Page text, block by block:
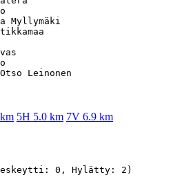
Myllymäki
5H 5.0 km 7V 6.9 km
0, Hylätty: 2)